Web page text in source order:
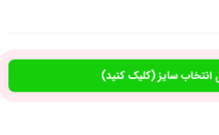
انتخاب سایز (کلیک کنید)